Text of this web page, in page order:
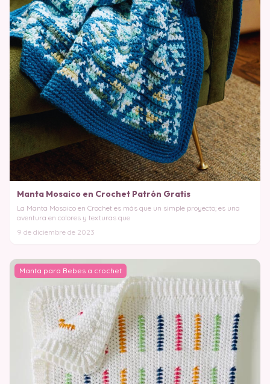
Manta Mosaico en Crochet Patrón Gratis
La Manta Mosaico en Crochet es más que un simple proyecto; es una
aventura en colores y texturas que
9 de diciembre de 2023
Manta para Bebes a crochet